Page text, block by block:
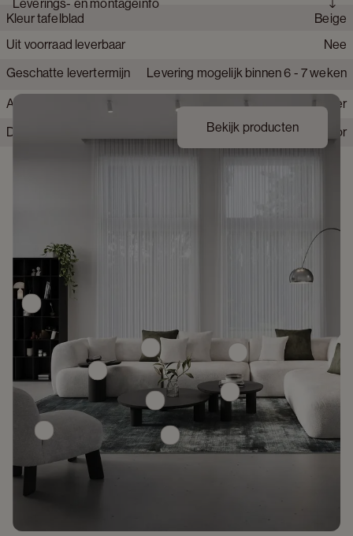
elegantie.
Merk
JUNTOO
Collectie product
Amato Rondo
Kleur tafelblad
Beige
Materiaal onderstel tafel
Hout
Materiaal tafelblad
Marmer
Afwerking onderstel
Fineer
Detailkleur tafelblad
Crystal Light Emperador
Leverings- en montageinfo
Uit voorraad leverbaar
Nee
Geschatte levertermijn
Levering mogelijk binnen 6 - 7 weken
Bekijk producten